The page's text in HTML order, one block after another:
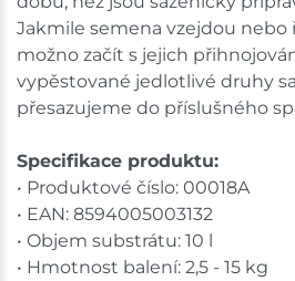
Jakmile semena vzejdou nebo
možno začít s jejich
vypěstované jedlotlivé druhy
přesazujeme do příslušného
Specifikace produktu:
• Produktové číslo: 00018A
• EAN: 8594005003132
• Objem substrátu: 10 l
• Hmotnost balení: 2,5 - 15 kg